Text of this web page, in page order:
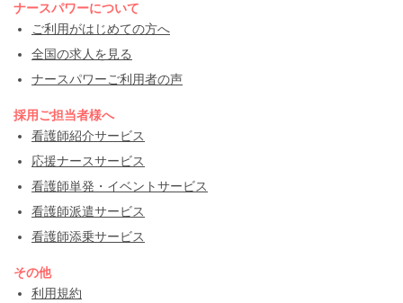
ナースパワーについて
ご利用がはじめての方へ
全国の求人を見る
ナースパワーご利用者の声
採用ご担当者様へ
看護師紹介サービス
応援ナースサービス
看護師単発・イベントサービス
看護師派遣サービス
看護師添乗サービス
その他
利用規約